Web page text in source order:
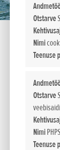
Otstarve
Nimi
Teenuse
Otstarve
Nimi
Teenuse
Kui Teie